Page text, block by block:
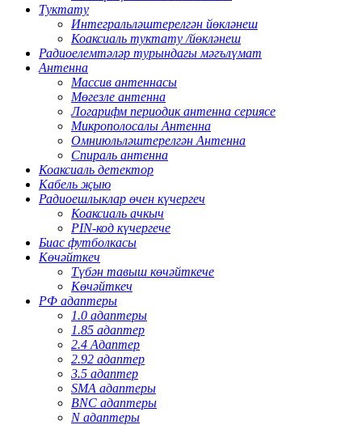
Туктату
Интегральләштерелгән йөкләнеш
Коаксиаль туктату /йөкләнеш
Радиоелемтәләр турындагы мәгълүмат
Антенна
Массив антеннасы
Мөгезле антенна
Логарифм периодик антенна сериясе
Микрополосалы Антенна
Омниюльләштерелгән Антенна
Спираль антенна
Коаксиаль детектор
Кабель җыю
Радиоешлыклар өчен күчергеч
Коаксиаль ачкыч
PIN-код күчергече
Биас футболкасы
Көчәйткеч
Түбән тавыш көчәйткече
Көчәйткеч
РФ адаптеры
1.0 адаптеры
1.85 адаптер
2.4 Адаптер
2.92 адаптер
3.5 адаптер
SMA адаптеры
BNC адаптеры
N адаптеры